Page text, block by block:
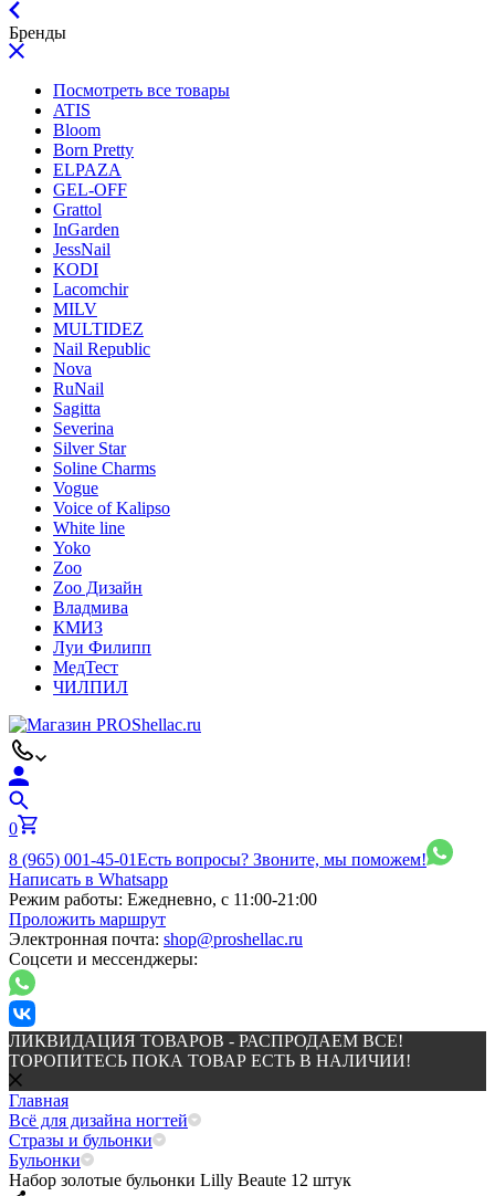
Бренды
Посмотреть все товары
ATIS
Bloom
Born Pretty
ELPAZA
GEL-OFF
Grattol
InGarden
JessNail
KODI
Lacomchir
MILV
MULTIDEZ
Nail Republic
Nova
RuNail
Sagitta
Severina
Silver Star
Soline Charms
Vogue
Voice of Kalipso
White line
Yoko
Zoo
Zoo Дизайн
Владмива
КМИЗ
Луи Филипп
МедТест
ЧИЛПИЛ
0
8 (965) 001-45-01Есть вопросы? Звоните, мы поможем!
Написать в Whatsapp
Режим работы: Ежедневно, с 11:00-21:00
Проложить маршрут
Электронная почта: shop@proshellac.ru
Соцсети и мессенджеры:
ЛИКВИДАЦИЯ ТОВАРОВ - РАСПРОДАЕМ ВСЕ!
ТОРОПИТЕСЬ ПОКА ТОВАР ЕСТЬ В НАЛИЧИИ!
Главная
Всё для дизайна ногтей
Стразы и бульонки
Бульонки
Набор золотые бульонки Lilly Beaute 12 штук